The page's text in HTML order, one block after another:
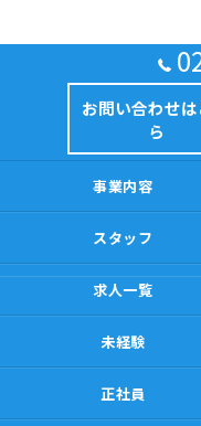
お問い合わせは
ら
事業内容
スタッフ
求人一覧
未経験
正社員